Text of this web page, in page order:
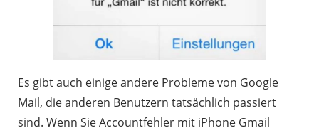
Es gibt auch einige andere Probleme von Google
Mail, die anderen Benutzern tatsächlich passiert
sind. Wenn Sie Accountfehler mit iPhone Gmail